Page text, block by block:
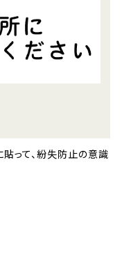
って、紛失防止の意識